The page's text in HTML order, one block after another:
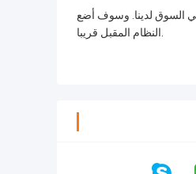
السوق لدينا. وسوف أضع
النظام المقبل قريبا.